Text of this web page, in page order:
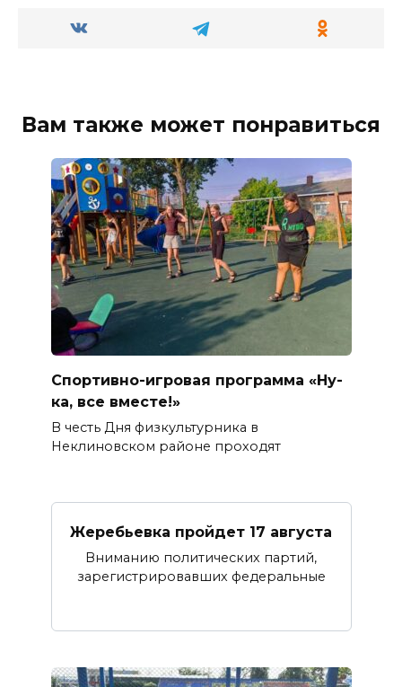
Вам также может понравиться
Спортивно-игровая программа «Ну-
ка, все вместе!»
В честь Дня физкультурника в
Неклиновском районе проходят
Жеребьевка пройдет 17 августа
Вниманию политических партий,
зарегистрировавших федеральные